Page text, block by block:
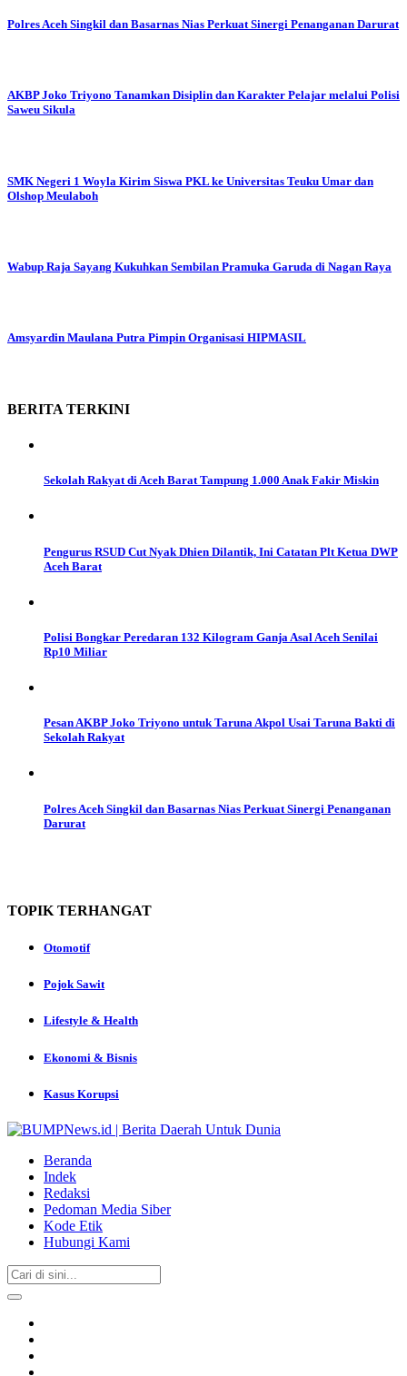
Polres Aceh Singkil dan Basarnas Nias Perkuat Sinergi Penanganan Darurat
AKBP Joko Triyono Tanamkan Disiplin dan Karakter Pelajar melalui Polisi
Saweu Sikula
SMK Negeri 1 Woyla Kirim Siswa PKL ke Universitas Teuku Umar dan
Olshop Meulaboh
Wabup Raja Sayang Kukuhkan Sembilan Pramuka Garuda di Nagan Raya
Amsyardin Maulana Putra Pimpin Organisasi HIPMASIL
BERITA TERKINI
Sekolah Rakyat di Aceh Barat Tampung 1.000 Anak Fakir Miskin
Pengurus RSUD Cut Nyak Dhien Dilantik, Ini Catatan Plt Ketua DWP
Aceh Barat
Polisi Bongkar Peredaran 132 Kilogram Ganja Asal Aceh Senilai
Rp10 Miliar
Pesan AKBP Joko Triyono untuk Taruna Akpol Usai Taruna Bakti di
Sekolah Rakyat
Polres Aceh Singkil dan Basarnas Nias Perkuat Sinergi Penanganan
Darurat
TOPIK TERHANGAT
Otomotif
Pojok Sawit
Lifestyle & Health
Ekonomi & Bisnis
Kasus Korupsi
Beranda
Indek
Redaksi
Pedoman Media Siber
Kode Etik
Hubungi Kami